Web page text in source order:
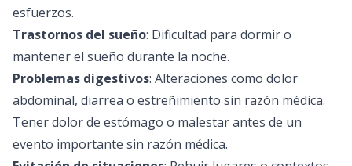
esfuerzos.
Trastornos del sueño: Dificultad para dormir o
mantener el sueño durante la noche.
Problemas digestivos: Alteraciones como dolor
abdominal, diarrea o estreñimiento sin razón médica.
Tener dolor de estómago o malestar antes de un
evento importante sin razón médica.